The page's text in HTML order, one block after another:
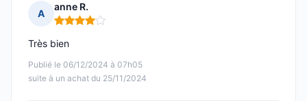
A
anne R.
Note : 4 sur 5
Publié le 06/12/2024 à 07h05
suite à un achat du 25/11/2024
Très bien